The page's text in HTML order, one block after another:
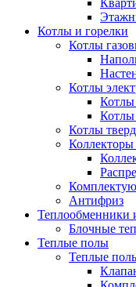
Котлы и горелки
Котлы
Котлы
Котлы
Котлы
Котлы
Коллекторы
Антифриз
Теплообменники
Блочные
Теплые полы
Теплые